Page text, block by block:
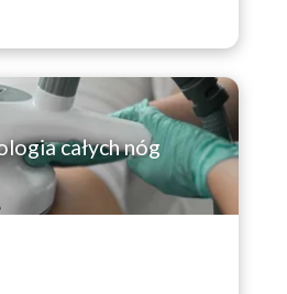
całych nóg